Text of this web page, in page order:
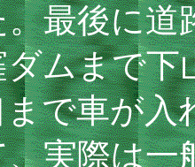
最後に道
ムまで下
で車が入
実際は一